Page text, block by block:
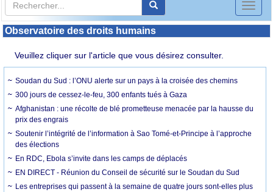
Toggle
Observatoire des droits humains
Veuillez cliquer sur l'article que vous désirez consulter.
Soudan du Sud : l’ONU alerte sur un pays à la croisée des chemins
300 jours de cessez-le-feu, 300 enfants tués à Gaza
Afghanistan : une récolte de blé prometteuse menacée par la hausse du
prix des engrais
Soutenir l’intégrité de l’information à Sao Tomé-et-Principe à l’approche
des élections
En RDC, Ebola s’invite dans les camps de déplacés
EN DIRECT - Réunion du Conseil de sécurité sur le Soudan du Sud
Les entreprises qui passent à la semaine de quatre jours sont-elles plus